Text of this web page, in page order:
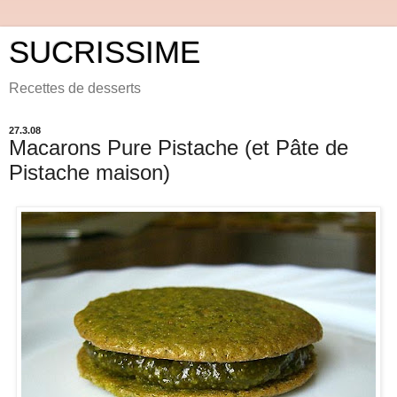
SUCRISSIME
Recettes de desserts
27.3.08
Macarons Pure Pistache (et Pâte de
Pistache maison)